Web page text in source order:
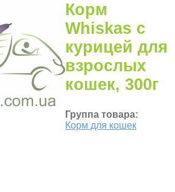
Корм
Whiskas с
курицей для
взрослых
кошек, 300г
Группа товара:
Корм для кошек